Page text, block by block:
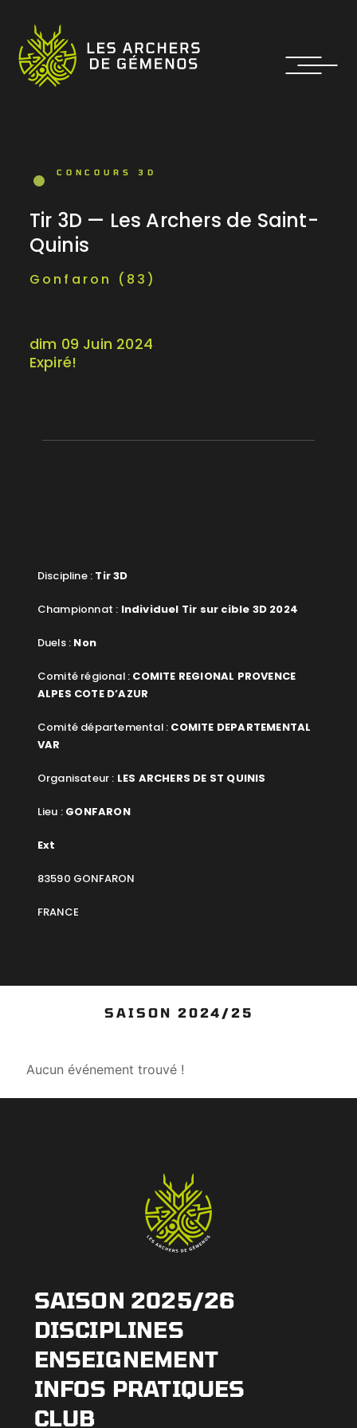
CONCOURS 3D
dim 09 Juin 2024
Expiré!
Tir 3D — Les Archers de Saint-
Quinis
Gonfaron (83)
Discipline : Tir 3D
Championnat : Individuel Tir sur cible 3D 2024
Duels : Non
Comité régional : COMITE REGIONAL PROVENCE
ALPES COTE D’AZUR
Comité départemental : COMITE DEPARTEMENTAL
VAR
Organisateur : LES ARCHERS DE ST QUINIS
Lieu : GONFARON
Ext
83590 GONFARON
FRANCE
SAISON 2024/25
Aucun événement trouvé !
SAISON 2025/26
DISCIPLINES
ENSEIGNEMENT
INFOS PRATIQUES
CLUB